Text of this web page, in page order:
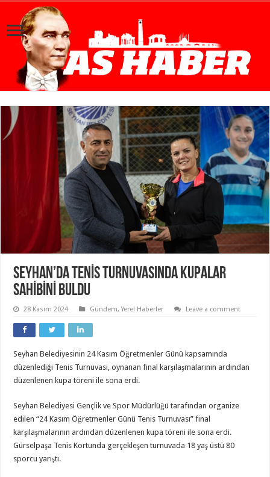
SEYHAN’DA TENİS TURNUVASINDA KUPALAR
SAHİBİNİ BULDU
28 Kasım 2024 Gündem,Yerel Haberler Leave a comment
Seyhan Belediyesinin 24 Kasım Öğretmenler Günü kapsamında
düzenlediği Tenis Turnuvası, oynanan final karşılaşmalarının ardından
düzenlenen kupa töreni ile sona erdi.
Seyhan Belediyesi Gençlik ve Spor Müdürlüğü tarafından organize
edilen “24 Kasım Öğretmenler Günü Tenis Turnuvası” final
karşılaşmalarının ardından düzenlenen kupa töreni ile sona erdi.
Gürselpaşa Tenis Kortunda gerçekleşen turnuvada 18 yaş üstü 80
sporcu yarıştı.